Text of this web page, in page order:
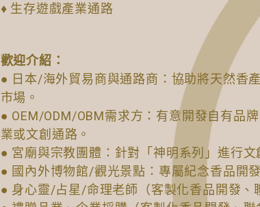
♦ 生存遊戲產業通路
歡迎介紹：
● 日本/海外貿易商與通路商：協助將天然香
市場。
● OEM/ODM/OBM需求方：有意開發自有品
業或文創通路。
● 宮廟與宗教團體：針對「神明系列」進行文
● 國內外博物館/觀光景點：專屬紀念香品開發
● 身心靈/占星/命理老師（客製化香品開發、